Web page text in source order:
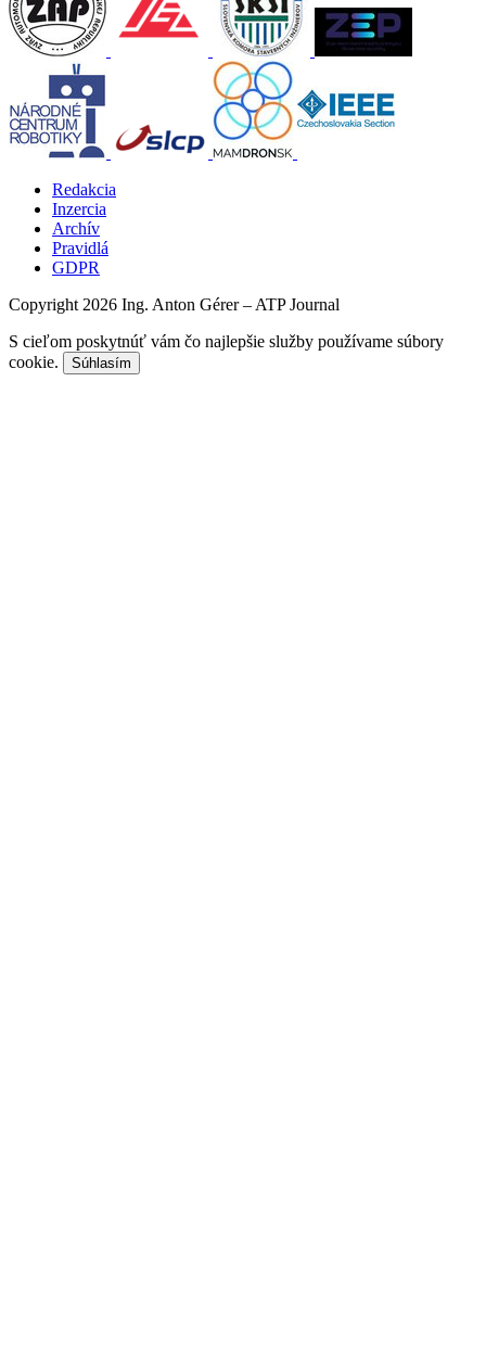
Redakcia
Inzercia
Archív
Pravidlá
GDPR
Copyright 2026 Ing. Anton Gérer – ATP Journal
S cieľom poskytnúť vám čo najlepšie služby používame súbory
cookie.
Súhlasím